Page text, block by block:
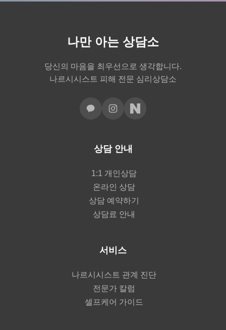
나만 아는 상담소
당신의 마음을 최우선으로 생각합니다.
나르시시스트 피해 전문 심리상담소
상담 안내
1:1 개인상담
온라인 상담
상담 예약하기
상담료 안내
서비스
나르시시스트 관계 진단
전문가 칼럼
셀프케어 가이드